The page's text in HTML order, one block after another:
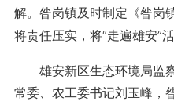
解。昝岗镇及时制定《昝岗
将责任压实，将“走遍雄安”
雄安新区生态环境局监
常委、农工委书记刘玉峰，